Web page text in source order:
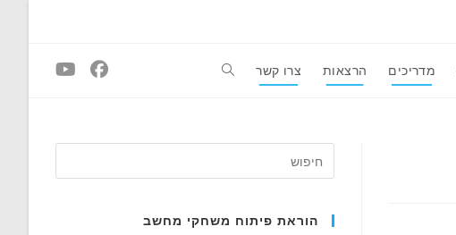
מדריכים הרצאות צרו קשר Toggle
search
הוראת פיתוח משחקי מחשב